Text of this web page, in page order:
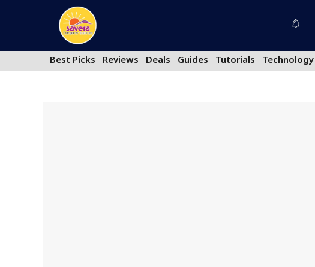
Best Picks Reviews Deals Guides Tutorials Technology